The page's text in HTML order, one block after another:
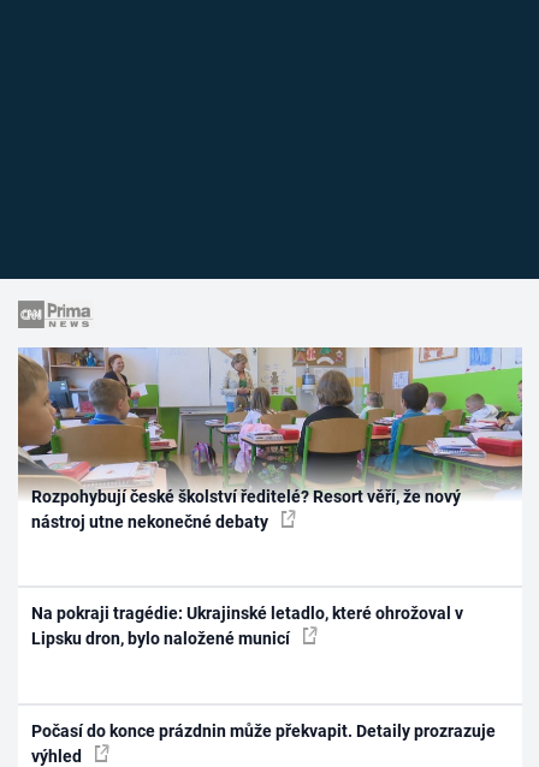
Rozpohybují české školství ředitelé? Resort věří, že nový
nástroj utne nekonečné debaty
Na pokraji tragédie: Ukrajinské letadlo, které ohrožoval v
Lipsku dron, bylo naložené municí
Počasí do konce prázdnin může překvapit. Detaily prozrazuje
výhled